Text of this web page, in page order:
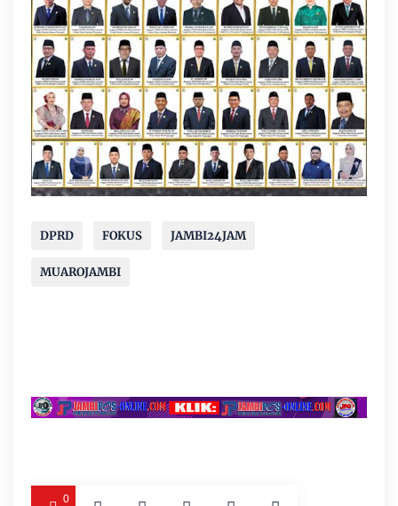
DPRD FOKUS JAMBI24JAM
MUAROJAMBI
0